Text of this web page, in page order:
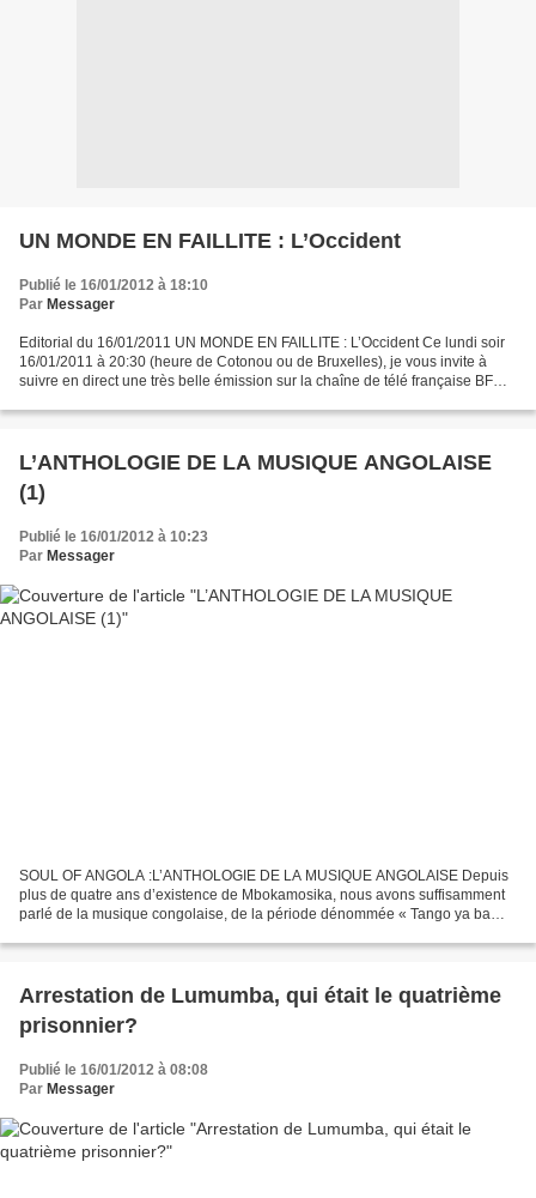
UN MONDE EN FAILLITE : L’Occident
Publié le 16/01/2012 à 18:10
Par Messager
Editorial du 16/01/2011 UN MONDE EN FAILLITE : L’Occident Ce lundi soir
16/01/2011 à 20:30 (heure de Cotonou ou de Bruxelles), je vous invite à
suivre en direct une très belle émission sur la chaîne de télé française BFM
L’ANTHOLOGIE DE LA MUSIQUE ANGOLAISE
(1)
Publié le 16/01/2012 à 10:23
Par Messager
SOUL OF ANGOLA :L’ANTHOLOGIE DE LA MUSIQUE ANGOLAISE Depuis
plus de quatre ans d’existence de Mbokamosika, nous avons suffisamment
parlé de la musique congolaise, de la période dénommée « Tango ya ba
Arrestation de Lumumba, qui était le quatrième
prisonnier?
Publié le 16/01/2012 à 08:08
Par Messager